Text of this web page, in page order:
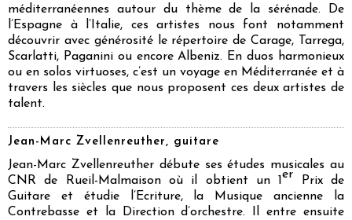
méditerranéennes autour du thème de la sérénade. De
l’Espagne à l’Italie, ces artistes nous font notamment
découvrir avec générosité le répertoire de Carage, Tarrega,
Scarlatti, Paganini ou encore Albeniz. En duos harmonieux
ou en solos virtuoses, c’est un voyage en Méditerranée et à
travers les siècles que nous proposent ces deux artistes de
talent.
Jean-Marc Zvellenreuther, guitare
Jean-Marc Zvellenreuther débute ses études musicales au
CNR de Rueil-Malmaison où il obtient un 1 er Prix de
Guitare et étudie l’Ecriture, la Musique ancienne la
Contrebasse et la Direction d’orchestre. Il entre ensuite